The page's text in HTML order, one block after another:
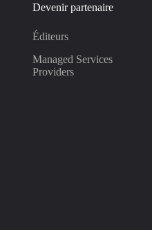
Devenir partenaire
Éditeurs
Managed Services
Providers